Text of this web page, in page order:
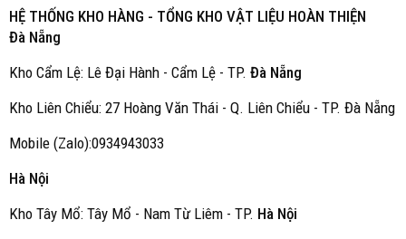
HỆ THỐNG KHO HÀNG - TỔNG KHO VẬT LIỆU HOÀN THIỆN
Đà Nẵng
Kho Cẩm Lệ: Lê Đại Hành - Cẩm Lệ - TP. Đà Nẵng
Kho Liên Chiểu: 27 Hoàng Văn Thái - Q. Liên Chiểu - TP. Đà Nẵng
Mobile (Zalo):0934943033
Hà Nội
Kho Tây Mổ: Tây Mổ - Nam Từ Liêm - TP. Hà Nội